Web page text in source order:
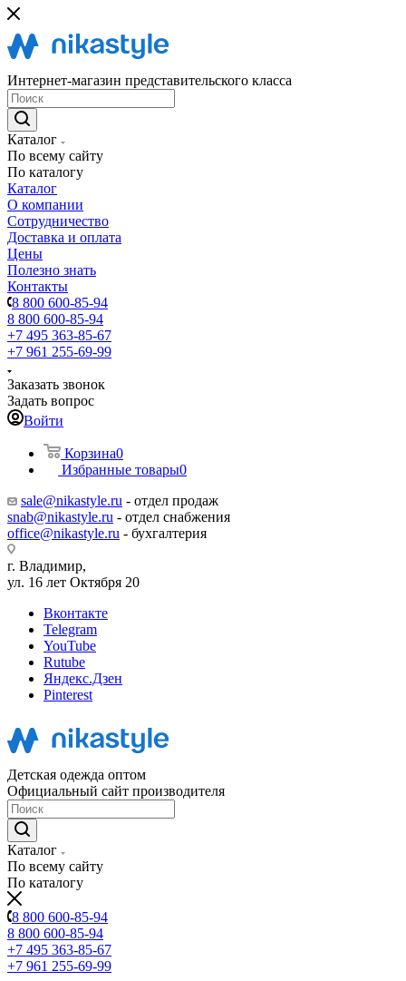
Интернет-магазин представительского класса
Каталог
По всему сайту
По каталогу
Каталог
О компании
Сотрудничество
Доставка и оплата
Цены
Полезно знать
Контакты
8 800 600-85-94
8 800 600-85-94
+7 495 363-85-67
+7 961 255-69-99
Заказать звонок
Задать вопрос
Войти
Корзина0
Избранные товары0
sale@nikastyle.ru - отдел продаж
snab@nikastyle.ru - отдел снабжения
office@nikastyle.ru - бухгалтерия
г. Владимир,
ул. 16 лет Октября 20
Вконтакте
Telegram
YouTube
Rutube
Яндекс.Дзен
Pinterest
Детская одежда оптом
Официальный сайт производителя
Каталог
По всему сайту
По каталогу
8 800 600-85-94
8 800 600-85-94
+7 495 363-85-67
+7 961 255-69-99